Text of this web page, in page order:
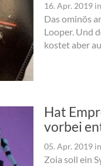
16. Apr. 2019in
Das ominös
Looper. Und
kostet aber
Hat
vorbei
05. Apr. 2019in
Zoia soll ein